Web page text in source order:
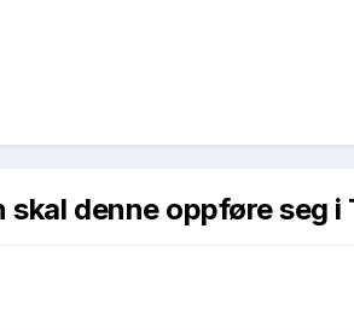
denne oppføre seg i